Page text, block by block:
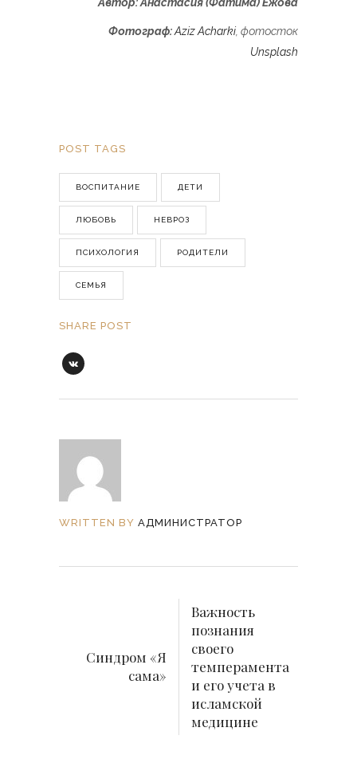
Фотограф:Aziz Acharki , фотосток
Unsplash
POST TAGS
ВОСПИТАНИЕ ДЕТИ
ЛЮБОВЬ НЕВРОЗ
ПСИХОЛОГИЯ РОДИТЕЛИ
СЕМЬЯ
SHARE POST
WRITTEN BY АДМИНИСТРАТОР
Синдром «Я
сама»
Важность
познания
своего
темперамента
и его учета в
исламской
медицине